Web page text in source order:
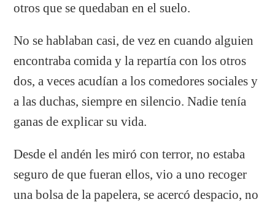
otros que se quedaban en el suelo.
No se hablaban casi, de vez en cuando alguien
encontraba comida y la repartía con los otros
dos, a veces acudían a los comedores sociales y
a las duchas, siempre en silencio. Nadie tenía
ganas de explicar su vida.
Desde el andén les miró con terror, no estaba
seguro de que fueran ellos, vio a uno recoger
una bolsa de la papelera, se acercó despacio, no